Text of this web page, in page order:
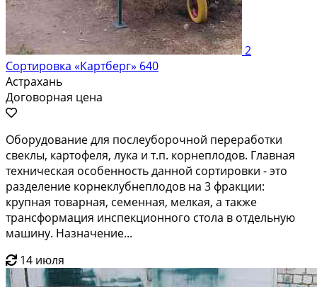
2
Сортировка «Картберг» 640
Астрахань
Договорная цена
Оборудование для послеуборочной переработки
свеклы, картофеля, лука и т.п. корнеплодов. Главная
техническая особенность данной сортировки - это
разделение корнеклубнеплодов на 3 фракции:
крупная товарная, семенная, мелкая, а также
трансформация инспекционного стола в отдельную
машину. Назначение...
14 июля